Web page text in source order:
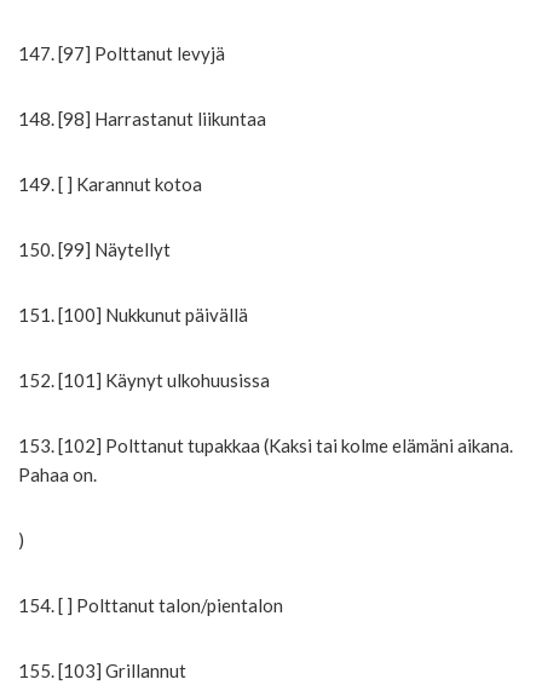
147. [97] Polttanut levyjä
148. [98] Harrastanut liikuntaa
149. [ ] Karannut kotoa
150. [99] Näytellyt
151. [100] Nukkunut päivällä
152. [101] Käynyt ulkohuusissa
153. [102] Polttanut tupakkaa (Kaksi tai kolme elämäni aikana.
Pahaa on.
)
154. [ ] Polttanut talon/pientalon
155. [103] Grillannut